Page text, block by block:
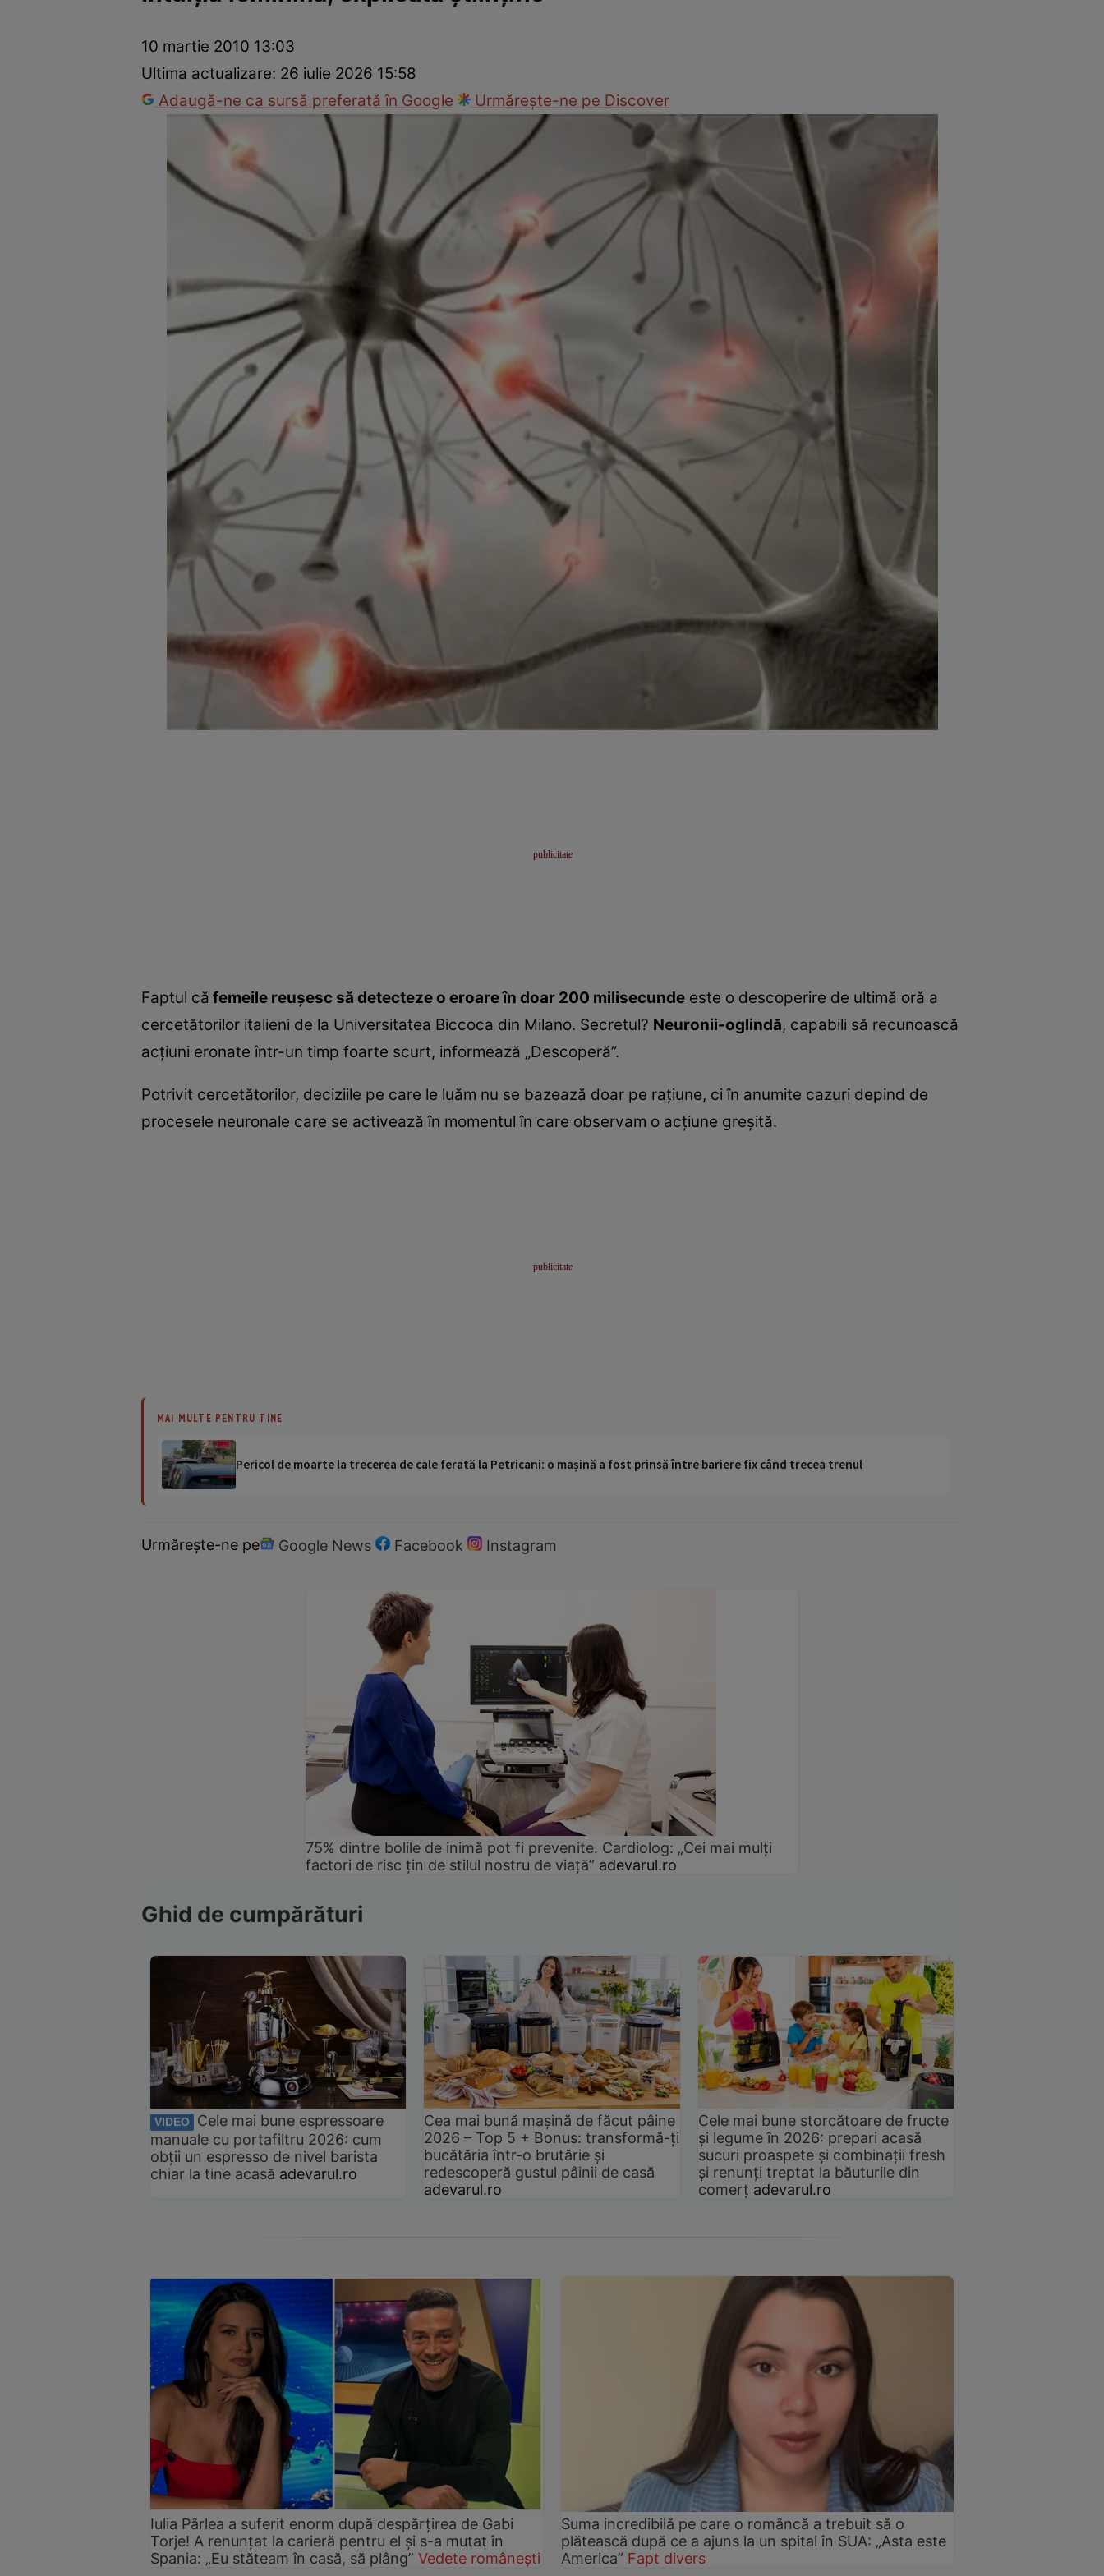
Prevenție și tratamentRemedii naturisteMedicii răspund
10 martie 2010 13:03
Ultima actualizare: 26 iulie 2026 15:58
Adaugă-ne ca sursă preferată în Google
Urmărește-ne pe Discover
Faptul că femeile reuşesc să detecteze o eroare în doar 200 milisecunde este o descoperire de ultimă oră a
cercetătorilor italieni de la Universitatea Biccoca din Milano. Secretul? Neuronii-oglindă, capabili să recunoască
acţiuni eronate într-un timp foarte scurt, informează „Descoperă”.
Potrivit cercetătorilor, deciziile pe care le luăm nu se bazează doar pe raţiune, ci în anumite cazuri depind de
procesele neuronale care se activează în momentul în care observam o acţiune greşită.
MAI MULTE PENTRU TINE
Pericol de moarte la trecerea de cale ferată la Petricani: o mașină a fost prinsă între bariere fix când trecea trenul
Urmărește-ne pe Google News Facebook Instagram
75% dintre bolile de inimă pot fi prevenite. Cardiolog: „Cei mai mulți
factori de risc țin de stilul nostru de viață” adevarul.ro
Ghid de cumpărături
VIDEO
Cele mai bune espressoare
manuale cu portafiltru 2026: cum
obții un espresso de nivel barista
chiar la tine acasă adevarul.ro
Cea mai bună mașină de făcut pâine
2026 – Top 5 + Bonus: transformă-ți
bucătăria într-o brutărie și
redescoperă gustul pâinii de casă
adevarul.ro
Cele mai bune storcătoare de fructe
și legume în 2026: prepari acasă
sucuri proaspete și combinații fresh
și renunți treptat la băuturile din
comerț adevarul.ro
Iulia Pârlea a suferit enorm după despărțirea de Gabi
Torje! A renunțat la carieră pentru el și s-a mutat în
Spania: „Eu stăteam în casă, să plâng” Vedete românești
Suma incredibilă pe care o româncă a trebuit să o
plătească după ce a ajuns la un spital în SUA: „Asta este
America” Fapt divers